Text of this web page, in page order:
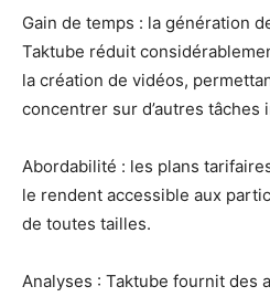
Gain de temps : la génération
Taktube réduit
la création de vidéos,
concentrer sur d’autres tâches
Abordabilité : les plans
le rendent accessible aux
de toutes tailles.
Analyses : Taktube fournit des